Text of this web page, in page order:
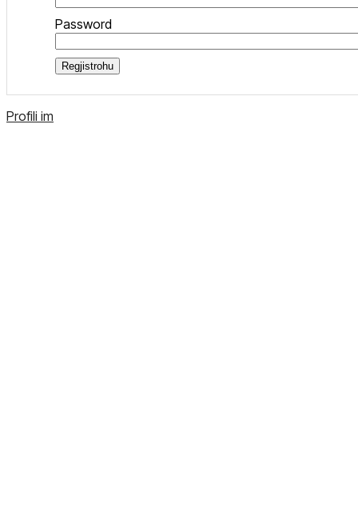
Password
Regjistrohu
Profili im